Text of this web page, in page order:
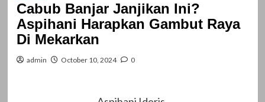
Cabub Banjar Janjikan Ini?
Aspihani Harapkan Gambut Raya
Di Mekarkan
admin October 10, 2024 0